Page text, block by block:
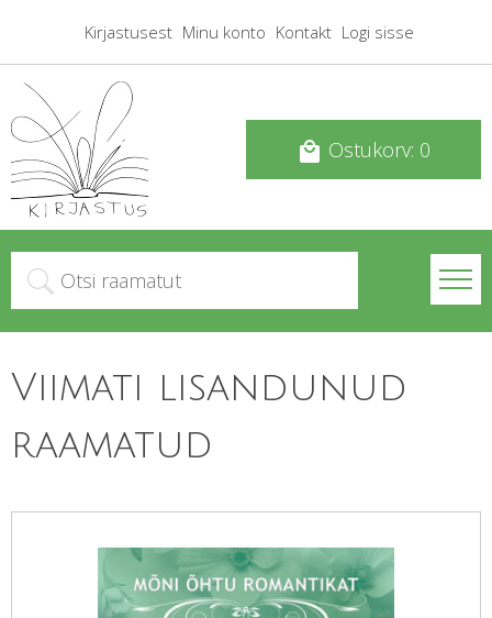
Kirjastusest Minu konto Kontakt Logi sisse
local_mall Ostukorv: 0
Viimati lisandunud
raamatud